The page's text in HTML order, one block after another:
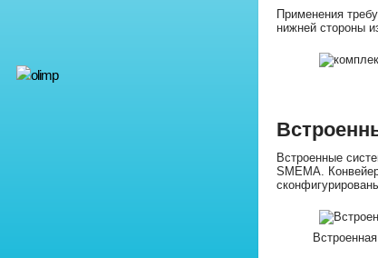
Применения
нижней стороны
Встроенные
SMEMA.